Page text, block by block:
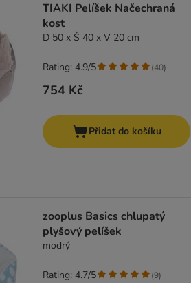
TIAKI Pelíšek Načechraná
kost
D 50 x Š 40 x V 20 cm
754 Kč
Rating: 4.9/5 (40)
Přidat do košíku
zooplus Basics chlupatý
plyšový pelíšek
modrý
Rating: 4.7/5 (9)